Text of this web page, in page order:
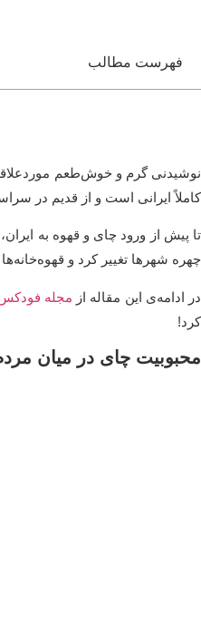
فهرست مطالب
نوشیدنی گرم و خوش‌طعم
کاملاً ایرانی است و از قدیم در
تا پیش از ورود چای و قهوه به
چهره شهرها تغییر کرد و
در ادامه‌ی این مقاله از مجله
کرد!
محبوبیت چای در میان